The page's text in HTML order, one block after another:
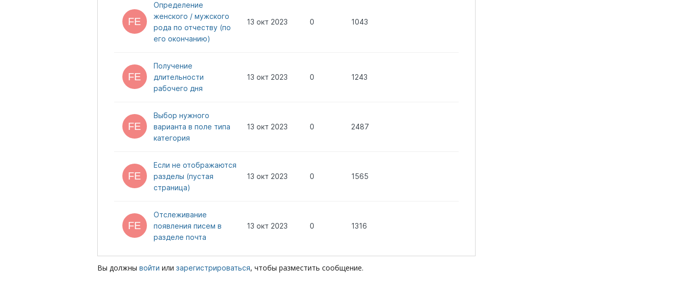
Определение
женского / мужского
рода по отчеству (по
его окончанию)
13 окт 2023 0 1043
Получение
длительности
рабочего дня
13 окт 2023 0 1243
Выбор нужного
варианта в поле типа
категория
13 окт 2023 0 2487
Если не отображаются
разделы (пустая
страница)
13 окт 2023 0 1565
Отслеживание
появления писем в
разделе почта
13 окт 2023 0 1316
Вы должны войти или зарегистрироваться, чтобы разместить сообщение.